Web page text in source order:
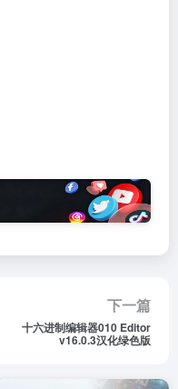
下一篇
十六进制编辑器010 Editor
v16.0.3汉化绿色版